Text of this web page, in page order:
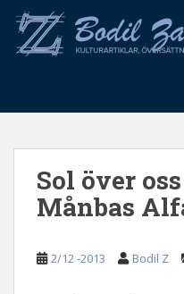
o
Sol över
Månbas
2/12 -2013 Bodil Z